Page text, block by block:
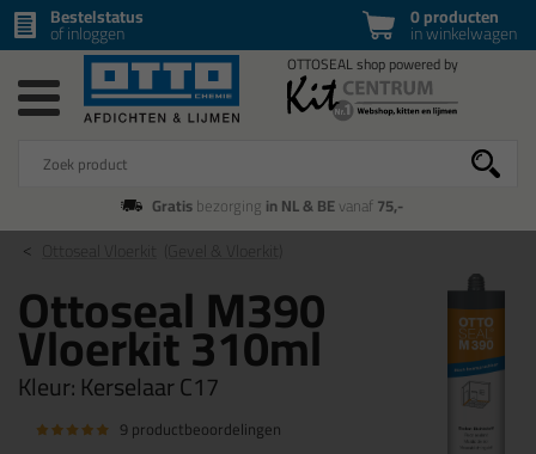
0 producten
in winkelwagen
Bestelstatus
of inloggen
Gratisbezorging in NL & BEvanaf75,-
Ottoseal M390
Vloerkit 310ml
Kleur:Kerselaar C17
9 productbeoordelingen